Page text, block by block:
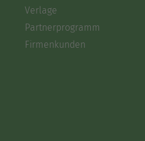
Verlage
Partnerprogramm
Firmenkunden